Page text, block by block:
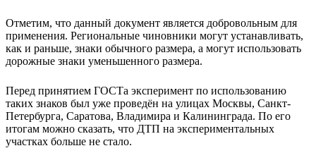
Отметим, что данный документ является добровольным для
применения. Региональные чиновники могут устанавливать,
как и раньше, знаки обычного размера, а могут использовать
дорожные знаки уменьшенного размера.
Перед принятием ГОСТа эксперимент по использованию
таких знаков был уже проведён на улицах Москвы, Санкт-
Петербурга, Саратова, Владимира и Калининграда. По его
итогам можно сказать, что ДТП на экспериментальных
участках больше не стало.